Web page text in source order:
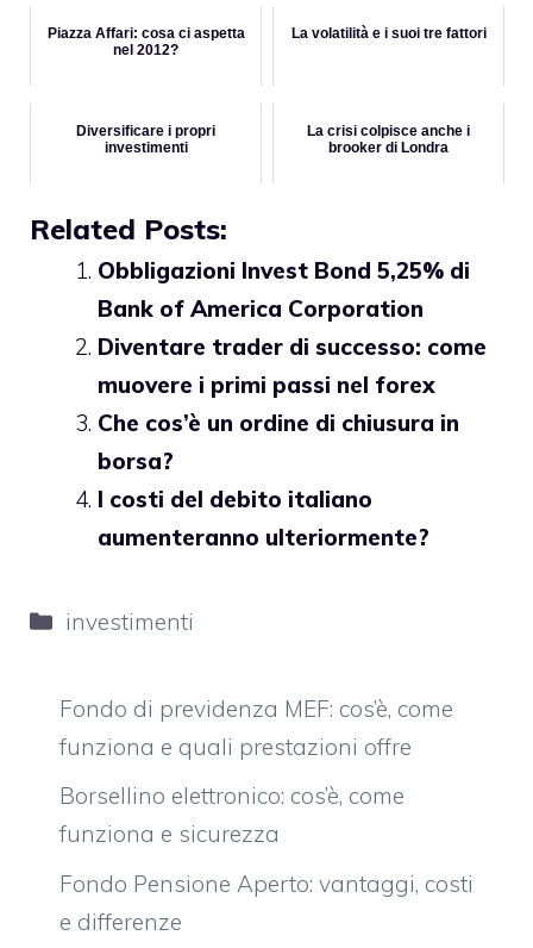
Piazza Affari: cosa ci aspetta
nel 2012?
La volatilità e i suoi tre fattori
Diversificare i propri
investimenti
La crisi colpisce anche i
brooker di Londra
Related Posts:
Obbligazioni Invest Bond 5,25% di
Bank of America Corporation
Diventare trader di successo: come
muovere i primi passi nel forex
Che cos’è un ordine di chiusura in
borsa?
I costi del debito italiano
aumenteranno ulteriormente?
Categorie
investimenti
Fondo di previdenza MEF: cos’è, come
funziona e quali prestazioni offre
Borsellino elettronico: cos’è, come
funziona e sicurezza
Fondo Pensione Aperto: vantaggi, costi
e differenze